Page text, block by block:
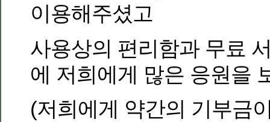
이용해주셨고
사용상의 편리함과 무료
에 저희에게 많은 응원을
(저희에게 약간의 기부금